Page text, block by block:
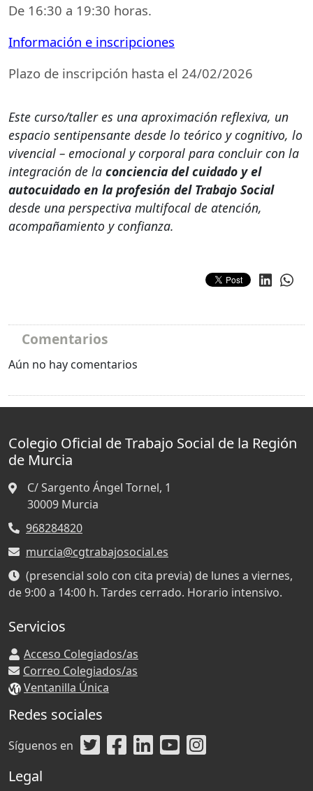
De 16:30 a 19:30 horas.
Información e inscripciones
Plazo de inscripción hasta el 24/02/2026
Este curso/taller es una aproximación reflexiva, un
espacio sentipensante desde lo teórico y cognitivo, lo
vivencial – emocional y corporal para concluir con la
integración de la conciencia del cuidado y el
autocuidado en la profesión del Trabajo Social
desde una perspectiva multifocal de atención,
acompañamiento y confianza.
Comentarios
Aún no hay comentarios
Colegio Oficial de Trabajo Social de la Región
de Murcia
C/ Sargento Ángel Tornel, 1
30009 Murcia
968284820
murcia@cgtrabajosocial.es
(presencial solo con cita previa) de lunes a viernes,
de 9:00 a 14:00 h. Tardes cerrado. Horario intensivo.
Servicios
Acceso Colegiados/as
Correo Colegiados/as
Ventanilla Única
Redes sociales
Síguenos en
Legal